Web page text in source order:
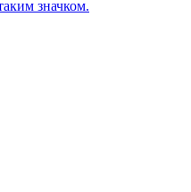
значком.